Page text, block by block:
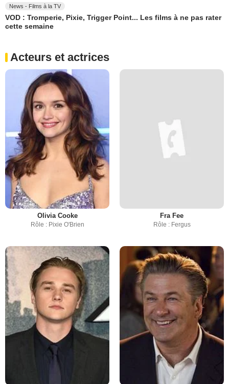
News - Films à la TV
VOD : Tromperie, Pixie, Trigger Point... Les films à ne pas rater
cette semaine
Acteurs et actrices
Olivia Cooke
Rôle : Pixie O'Brien
Fra Fee
Rôle : Fergus